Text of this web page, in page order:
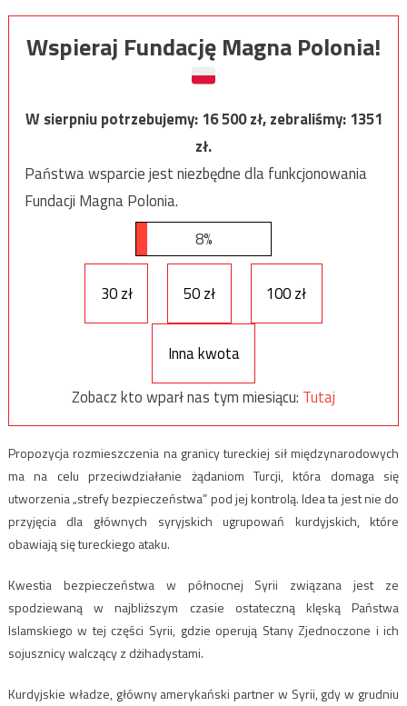
Wspieraj Fundację Magna Polonia!
W sierpniu potrzebujemy:16 500zł, zebraliśmy:1351
zł.
Państwa wsparcie jest niezbędne dla funkcjonowania
Fundacji Magna Polonia.
8%
30 zł 50 zł 100 zł
Inna kwota
Zobacz kto wparł nas tym miesiącu: Tutaj
Propozycja rozmieszczenia na granicy tureckiej sił międzynarodowych
ma na celu przeciwdziałanie żądaniom Turcji, która domaga się
utworzenia „strefy bezpieczeństwa” pod jej kontrolą. Idea ta jest nie do
przyjęcia dla głównych syryjskich ugrupowań kurdyjskich, które
obawiają się tureckiego ataku.
Kwestia bezpieczeństwa w północnej Syrii związana jest ze
spodziewaną w najbliższym czasie ostateczną klęską Państwa
Islamskiego w tej części Syrii, gdzie operują Stany Zjednoczone i ich
sojusznicy walczący z dżihadystami.
Kurdyjskie władze, główny amerykański partner w Syrii, gdy w grudniu